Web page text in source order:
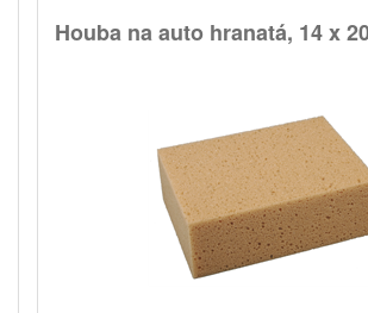
Houba na auto hranatá, 14 x